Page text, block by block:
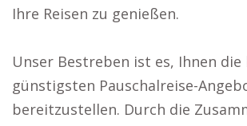
Ihre Reisen zu genießen.
Unser Bestreben ist es, Ihnen
günstigsten Pauschalreise-
bereitzustellen. Durch die